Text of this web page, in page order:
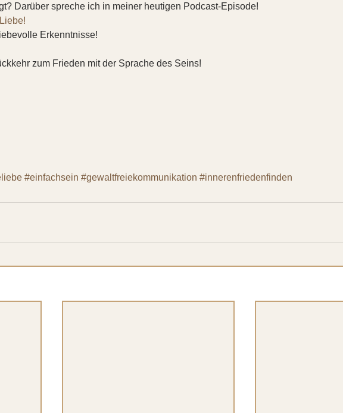
Darüber spreche ich in meiner heutigen Podcast-Episode!
Erkenntnisse!
zum Frieden mit der Sprache des Seins!
#einfachsein #gewaltfreiekommunikation #innerenfriedenfinden